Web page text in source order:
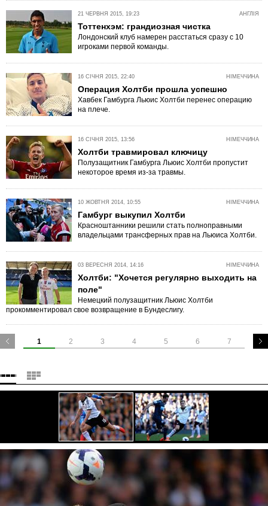
АНГЛІЯ
21 ЧЕРВНЯ 2015, 19:23
Тоттенхэм: грандиозная чистка
Лондонский клуб намерен расстаться сразу с 10
игроками первой команды.
НІМЕЧЧИНА
16 СІЧНЯ 2015, 22:40
Операция Холтби прошла успешно
Хавбек Гамбурга Льюис Холтби перенес операцию
на плече.
НІМЕЧЧИНА
16 СІЧНЯ 2015, 13:56
Холтби травмировал ключицу
Полузащитник Гамбурга Льюис Холтби пропустит
некоторое время из-за травмы.
НІМЕЧЧИНА
10 ЖОВТНЯ 2014, 10:55
Гамбург выкупил Холтби
Красноштанники решили стать полноправными
владельцами трансферных прав на Льюиса Холтби.
НІМЕЧЧИНА
03 ВЕРЕСНЯ 2014, 14:16
Холтби: "Хочется регулярно выходить на
поле"
Немецкий полузащитник Льюис Холтби
прокомментировал свое возвращение в Бундеслигу.
1 2 3 4 5 6 7